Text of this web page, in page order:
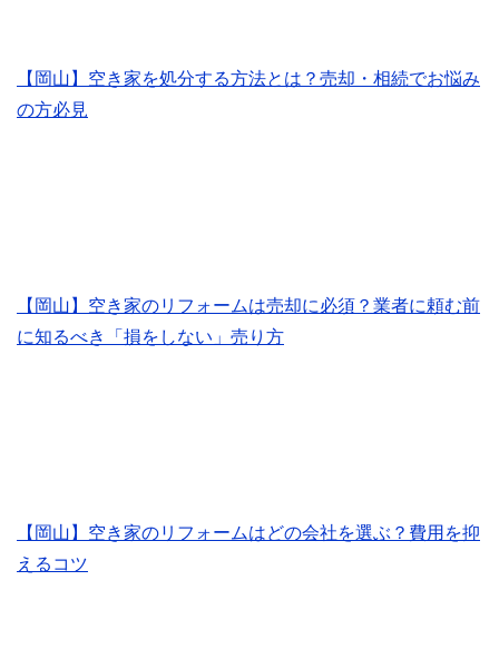
【岡山】空き家を処分する方法とは？売却・相続でお悩み
の方必見
【岡山】空き家のリフォームは売却に必須？業者に頼む前
に知るべき「損をしない」売り方
【岡山】空き家のリフォームはどの会社を選ぶ？費用を抑
えるコツ